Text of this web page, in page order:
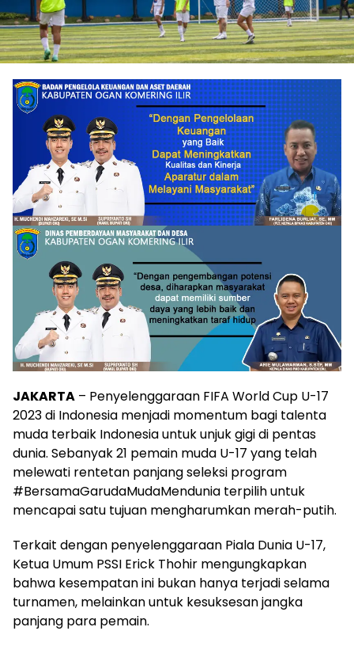
JAKARTA – Penyelenggaraan FIFA World Cup U-17
2023 di Indonesia menjadi momentum bagi talenta
muda terbaik Indonesia untuk unjuk gigi di pentas
dunia. Sebanyak 21 pemain muda U-17 yang telah
melewati rentetan panjang seleksi program
#BersamaGarudaMudaMendunia terpilih untuk
mencapai satu tujuan mengharumkan merah-putih.
Terkait dengan penyelenggaraan Piala Dunia U-17,
Ketua Umum PSSI Erick Thohir mengungkapkan
bahwa kesempatan ini bukan hanya terjadi selama
turnamen, melainkan untuk kesuksesan jangka
panjang para pemain.